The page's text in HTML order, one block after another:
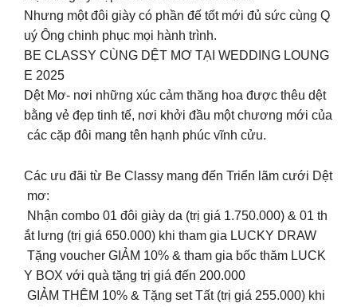
Nhưng một đôi giày có phần đế tốt mới đủ sức cùng Q
uý Ông chinh phục mọi hành trình.
BE CLASSY CÙNG DỆT MƠ TẠI WEDDING LOUNG
E 2025
Dệt Mơ- nơi những xúc cảm thăng hoa được thêu dệt
bằng vẻ đẹp tinh tế, nơi khởi đầu một chương mới của
các cặp đôi mang tên hạnh phúc vĩnh cửu.
Các ưu đãi từ Be Classy mang đến Triển lãm cưới Dệt
mơ:
️ Nhận combo 01 đôi giày da (trị giá 1.750.000) & 01 th
ắt lưng (trị giá 650.000) khi tham gia LUCKY DRAW
️ Tặng voucher GIẢM 10% & tham gia bốc thăm LUCK
Y BOX với quà tặng trị giá đến 200.000
️ GIẢM THÊM 10% & Tặng set Tất (trị giá 255.000) khi